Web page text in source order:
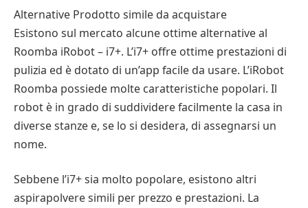
Alternative Prodotto simile da acquistare
Esistono sul mercato alcune ottime alternative al
Roomba iRobot – i7+. L’i7+ offre ottime prestazioni di
pulizia ed è dotato di un’app facile da usare. L’iRobot
Roomba possiede molte caratteristiche popolari. Il
robot è in grado di suddividere facilmente la casa in
diverse stanze e, se lo si desidera, di assegnarsi un
nome.
Sebbene l’i7+ sia molto popolare, esistono altri
aspirapolvere simili per prezzo e prestazioni. La